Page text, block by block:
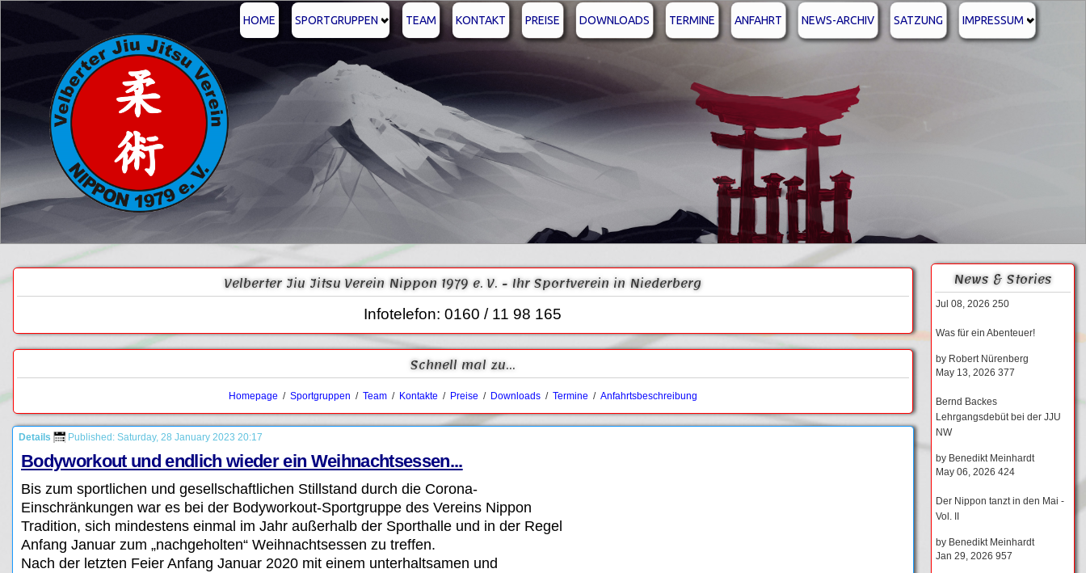
HOME SPORTGRUPPEN TEAM KONTAKT PREISE DOWNLOADS TERMINE ANFAHRT NEWS-ARCHIV SATZUNG IMPRESSUM
Velberter Jiu Jitsu Verein Nippon 1979 e. V. - Ihr Sportverein in Niederberg
Infotelefon: 0160 / 11 98 165
Schnell mal zu...
Homepage / Sportgruppen / Team/ Kontakte / Preise / Downloads/ Termine / Anfahrtsbeschreibung
Details Published: Saturday, 28 January 2023 20:17
Bodyworkout und endlich wieder ein Weihnachtsessen...
Bis zum sportlichen und gesellschaftlichen Stillstand durch die Corona-
Einschränkungen war es bei der Bodyworkout-Sportgruppe des Vereins Nippon
Tradition, sich mindestens einmal im Jahr außerhalb der Sporthalle und in der Regel
Anfang Januar zum „nachgeholten“ Weihnachtsessen zu treffen.
Nach der letzten Feier Anfang Januar 2020 mit einem unterhaltsamen und
News & Stories
Jul 08, 2026 250
Was für ein Abenteuer!
by Robert Nürenberg
May 13, 2026 377
Bernd Backes
Lehrgangsdebüt bei der JJU
NW
by Benedikt Meinhardt
May 06, 2026 424
Der Nippon tanzt in den Mai -
Vol. II
by Benedikt Meinhardt
Jan 29, 2026 957